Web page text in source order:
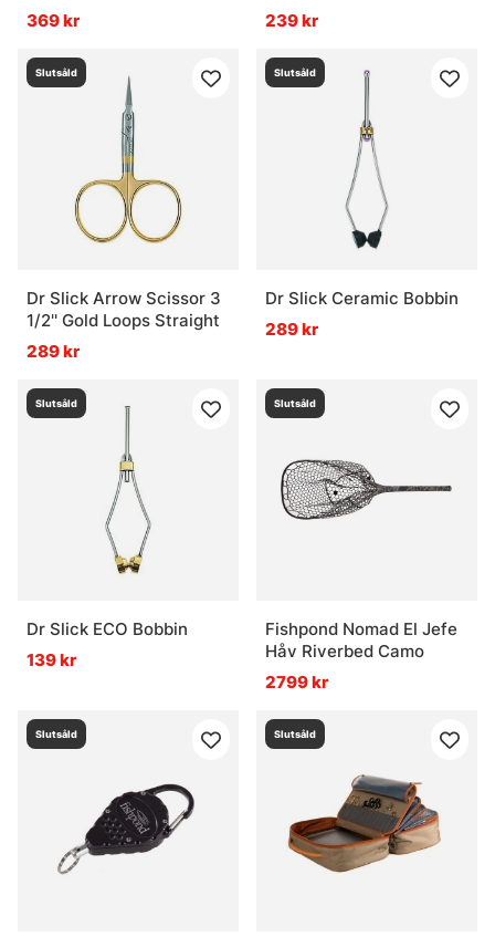
369 kr
239 kr
Slutsåld
Dr Slick Arrow Scissor 3
1/2'' Gold Loops Straight
289 kr
Slutsåld
Dr Slick Ceramic Bobbin
289 kr
Slutsåld
Dr Slick ECO Bobbin
139 kr
Slutsåld
Fishpond Nomad El Jefe
Håv Riverbed Camo
2799 kr
Slutsåld Slutsåld